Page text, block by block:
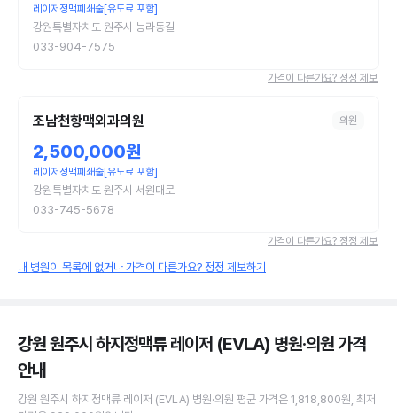
레이저정맥폐쇄술[유도료 포함]
강원특별자치도 원주시 능라동길
033-904-7575
가격이 다른가요? 정정 제보
조남천항맥외과의원 의원
2,500,000원
레이저정맥폐쇄술[유도료 포함]
강원특별자치도 원주시 서원대로
033-745-5678
가격이 다른가요? 정정 제보
내 병원이 목록에 없거나 가격이 다른가요? 정정 제보하기
강원 원주시 하지정맥류 레이저 (EVLA) 병원·의원가격
안내
강원 원주시 하지정맥류 레이저 (EVLA) 병원·의원 평균 가격은 1,818,800원 , 최저